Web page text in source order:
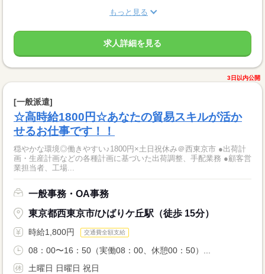
もっと見る
求人詳細を見る
3日以内公開
[一般派遣]
☆高時給1800円☆あなたの貿易スキルが活か
せるお仕事です！！
穏やかな環境◎働きやすい♪1800円×土日祝休み＠西東京市 ●出荷計
画・生産計画などの各種計画に基づいた出荷調整、手配業務 ●顧客営
業担当者、工場...
一般事務・OA事務
東京都西東京市/ひばりケ丘駅（徒歩 15分）
時給1,800円 交通費全額支給
08：00〜16：50（実働08：00、休憩00：50）...
土曜日 日曜日 祝日